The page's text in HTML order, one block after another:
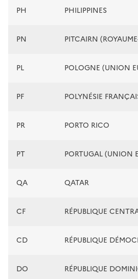
PH PHILIPPINES
PN PITCAIRN
PL POLOGNE (UNION
PF POLYNÉSIE
PR PORTO RICO
PT PORTUGAL (UNION
QA QATAR
CF RÉPUBLIQUE
CD RÉPUBLIQUE
DO RÉPUBLIQUE